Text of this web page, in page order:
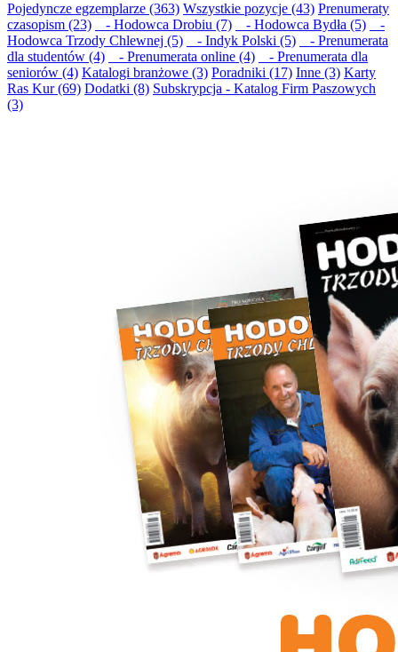
Pojedyncze egzemplarze (363) Wszystkie pozycje (43) Prenumeraty
czasopism (23)
- Hodowca Drobiu (7) - Hodowca Bydła (5)
-
Hodowca Trzody Chlewnej (5)
- Indyk Polski (5)
- Prenumerata
dla studentów (4)
- Prenumerata online (4)
- Prenumerata dla
seniorów (4) Katalogi branżowe (3) Poradniki (17) Inne (3) Karty
Ras Kur (69) Dodatki (8) Subskrypcja - Katalog Firm Paszowych
(3)